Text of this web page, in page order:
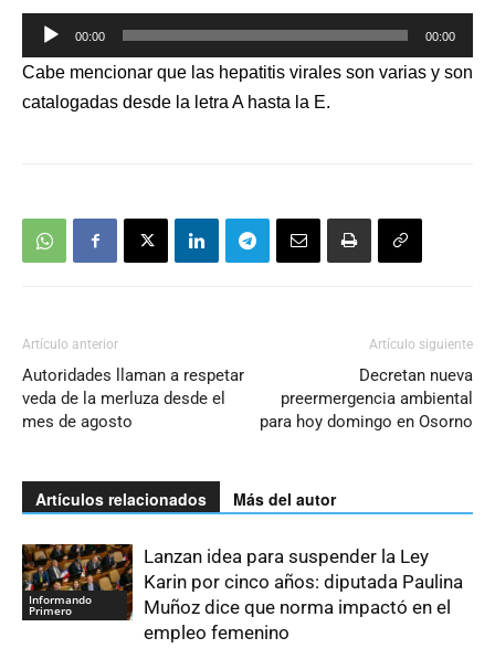
Reproductor
de
audio
00:00 00:00
Cabe mencionar que las hepatitis virales son varias y son
catalogadas desde la letra A hasta la E.
Artículo anterior
Autoridades llaman a respetar
veda de la merluza desde el
mes de agosto
Artículo siguiente
Decretan nueva
preermergencia ambiental
para hoy domingo en Osorno
Artículos relacionados Más del autor
Informando
Primero
Lanzan idea para suspender la Ley
Karin por cinco años: diputada Paulina
Muñoz dice que norma impactó en el
empleo femenino